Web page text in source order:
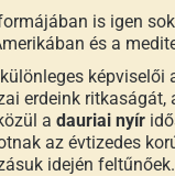
is igen
és a
képviselői
erdeink ritkaságát,
a dauriai nyír
az évtizedes
idején feltűnőek.